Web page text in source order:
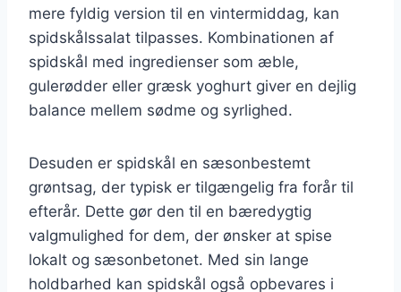
mere fyldig version til en vintermiddag, kan
spidskålssalat tilpasses. Kombinationen af
spidskål med ingredienser som æble,
gulerødder eller græsk yoghurt giver en dejlig
balance mellem sødme og syrlighed.
Desuden er spidskål en sæsonbestemt
grøntsag, der typisk er tilgængelig fra forår til
efterår. Dette gør den til en bæredygtig
valgmulighed for dem, der ønsker at spise
lokalt og sæsonbetonet. Med sin lange
holdbarhed kan spidskål også opbevares i